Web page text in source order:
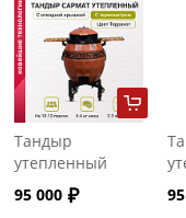
Тандыр
утепленный
"Сармат" с
откидной
95 000